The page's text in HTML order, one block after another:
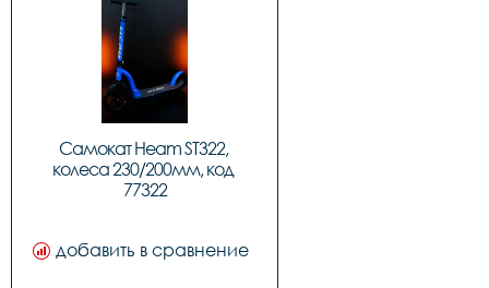
Самокат Heam ST322,
колеса 230/200мм, код
77322
добавить в сравнение